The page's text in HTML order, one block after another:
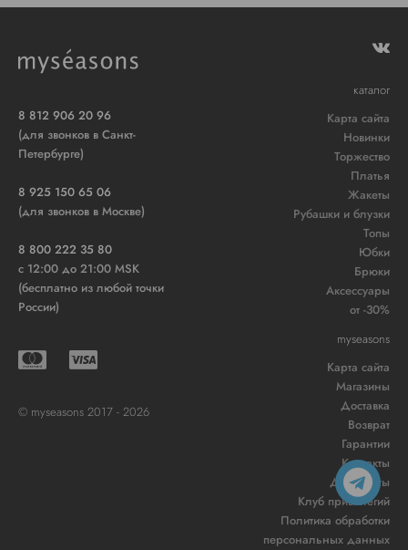
8 812 906 20 96
(для звонков в Санкт-
Петербурге)
8 925 150 65 06
(для звонков в Москве)
8 800 222 35 80
c 12:00 до 21:00 MSK
(бесплатно из любой точки
России)
© myseasons 2017 - 2026
каталог
Карта сайта
Новинки
Торжество
Платья
Жакеты
Рубашки и блузки
Топы
Юбки
Брюки
Аксессуары
от -30%
myseasons
Карта сайта
Магазины
Доставка
Возврат
Гарантии
Контакты
Документы
Клуб привилегий
Политика обработки
персональных данных